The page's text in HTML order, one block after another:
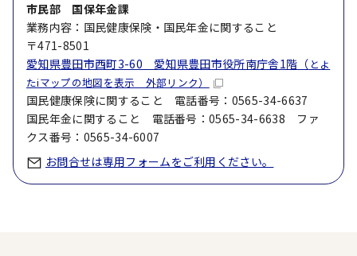
市民部 国保年金課
業務内容：国民健康保険・国民年金に関すること
〒471-8501
愛知県豊田市西町3-60 愛知県豊田市役所南庁舎1階（ とよ
たiマップの地図を表示 外部リンク）
国民健康保険に関すること 電話番号：0565-34-6637
国民年金に関すること 電話番号：0565-34-6638 ファ
クス番号：0565-34-6007
お問合せは専用フォームをご利用ください。